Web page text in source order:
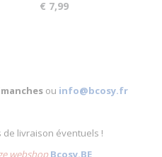
€ 7,99
ou info@bcosy.fr
livraison éventuels !
webshopBcosy.BE